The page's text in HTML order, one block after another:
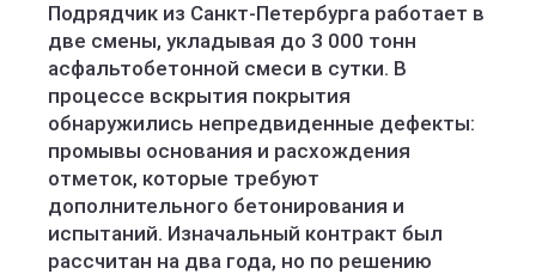
Подрядчик из Санкт-Петербурга работает в
две смены, укладывая до 3 000 тонн
асфальтобетонной смеси в сутки. В
процессе вскрытия покрытия
обнаружились непредвиденные дефекты:
промывы основания и расхождения
отметок, которые требуют
дополнительного бетонирования и
испытаний. Изначальный контракт был
рассчитан на два года, но по решению